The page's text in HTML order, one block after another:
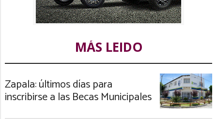
MÁS LEIDO
Zapala: últimos días para
inscribirse a las Becas Municipales